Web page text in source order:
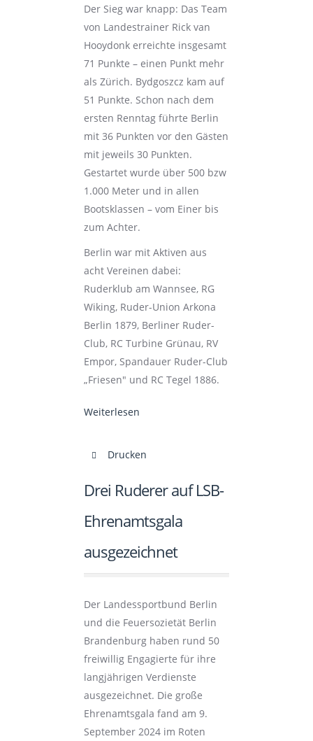
Der Sieg war knapp: Das Team
von Landestrainer Rick van
Hooydonk erreichte insgesamt
71 Punkte – einen Punkt mehr
als Zürich. Bydgoszcz kam auf
51 Punkte. Schon nach dem
ersten Renntag führte Berlin
mit 36 Punkten vor den Gästen
mit jeweils 30 Punkten.
Gestartet wurde über 500 bzw
1.000 Meter und in allen
Bootsklassen – vom Einer bis
zum Achter.
Berlin war mit Aktiven aus
acht Vereinen dabei:
Ruderklub am Wannsee, RG
Wiking, Ruder-Union Arkona
Berlin 1879, Berliner Ruder-
Club, RC Turbine Grünau, RV
Empor, Spandauer Ruder-Club
„Friesen" und RC Tegel 1886.
Weiterlesen
Drucken
Drei Ruderer auf LSB-
Ehrenamtsgala
ausgezeichnet
Der Landessportbund Berlin
und die Feuersozietät Berlin
Brandenburg haben rund 50
freiwillig Engagierte für ihre
langjährigen Verdienste
ausgezeichnet. Die große
Ehrenamtsgala fand am 9.
September 2024 im Roten